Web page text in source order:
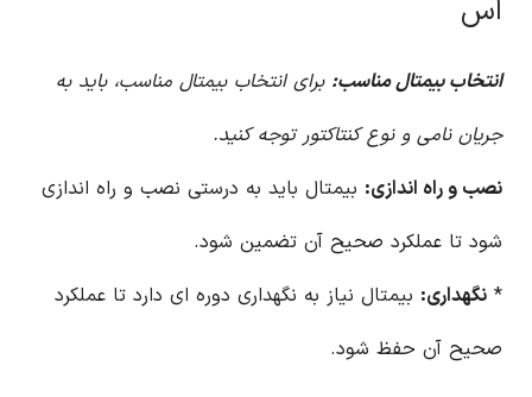
اس
انتخاب بیمتال مناسب: برای انتخاب بیمتال مناسب، باید به
جریان نامی و نوع کنتاکتور توجه کنید.
نصب و راه اندازی: بیمتال باید به درستی نصب و راه اندازی
شود تا عملکرد صحیح آن تضمین شود.
* نگهداری: بیمتال نیاز به نگهداری دوره ای دارد تا عملکرد
صحیح آن حفظ شود.